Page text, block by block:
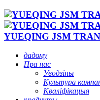
YUEQING JSM
дадому
Пра нас
Уводзіны
Культура
Кваліфікацыя